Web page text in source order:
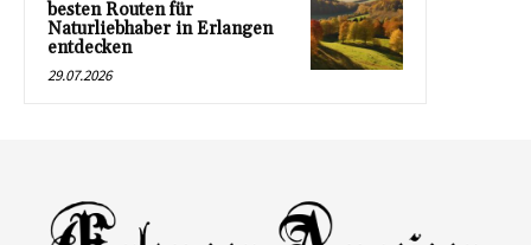
besten Routen für
Naturliebhaber in Erlangen
entdecken
29.07.2026